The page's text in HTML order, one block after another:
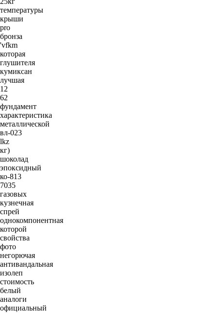
температуры
крыши
pro
бронза
'vfkm
которая
глушителя
кумиксан
лучшая
12
62
фундамент
характеристика
металлической
вл-023
lkz
кг)
шоколад
эпоксидный
ко-813
7035
газовых
кузнечная
спрей
однокомпонентная
которой
свойства
фото
негорючая
антивандальная
изолеп
стоимость
белый
аналоги
официальный